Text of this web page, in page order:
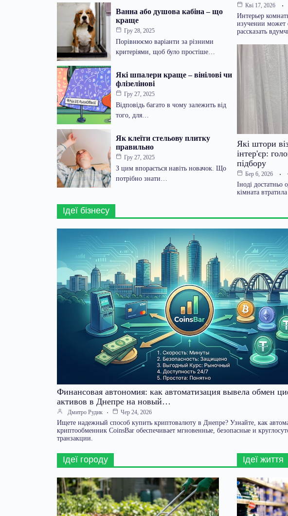
Ванна або душова кабіна – що
краще
Гру 28, 2025
Порівнюємо варіанти за різними
критеріями, щоб було простіше…
Які шпалери краще – вінілові чи
флізелінові
Гру 27, 2025
Відповідь багато в чому залежить від
того, для…
Як клеїти стельову плитку
правильно
Гру 27, 2025
З цим впорається навіть новачок. Що
потрібно знати…
Кві 17, 2026
Интерьер
изучении может
рассказать
Які штори
інтер'єр:
підбору
Бер 6, 2026
Іноді достатньо
кімната
Ідеї бізнесу
Финансовая автономия: как автоматизация вывела обмен
активов в Днепре на новый…
Дмитро Рудик Чер 24, 2026
Ищете надежный способ купить криптовалюту в Днепре? Узнайте, как
криптообменник CoinsBar обеспечивает мгновенные, безопасные и
транзакции.
Ідеї городу Ідеї життя